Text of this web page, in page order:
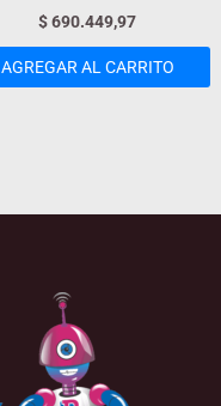
$690.449,97
AGREGAR AL CARRITO